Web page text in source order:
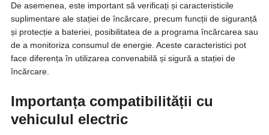
De asemenea, este important să verificați și caracteristicile
suplimentare ale stației de încărcare, precum funcții de siguranță
și protecție a bateriei, posibilitatea de a programa încărcarea sau
de a monitoriza consumul de energie. Aceste caracteristici pot
face diferența în utilizarea convenabilă și sigură a stației de
încărcare.
Importanța compatibilității cu
vehiculul electric